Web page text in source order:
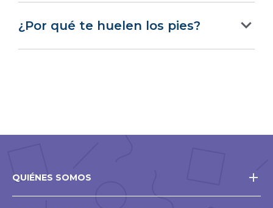
¿Por qué te huelen los pies?
QUIÉNES SOMOS